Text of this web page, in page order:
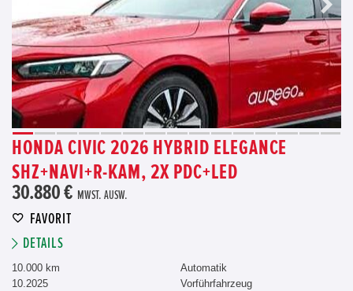
HONDA CIVIC 2026 HYBRID ELEGANCE
SHZ+NAVI+R-KAM, 2X PDC+LED
30.880 € MWST. AUSW.
FAVORIT
DETAILS
10.000 km
10.2025
Automatik
Vorführfahrzeug